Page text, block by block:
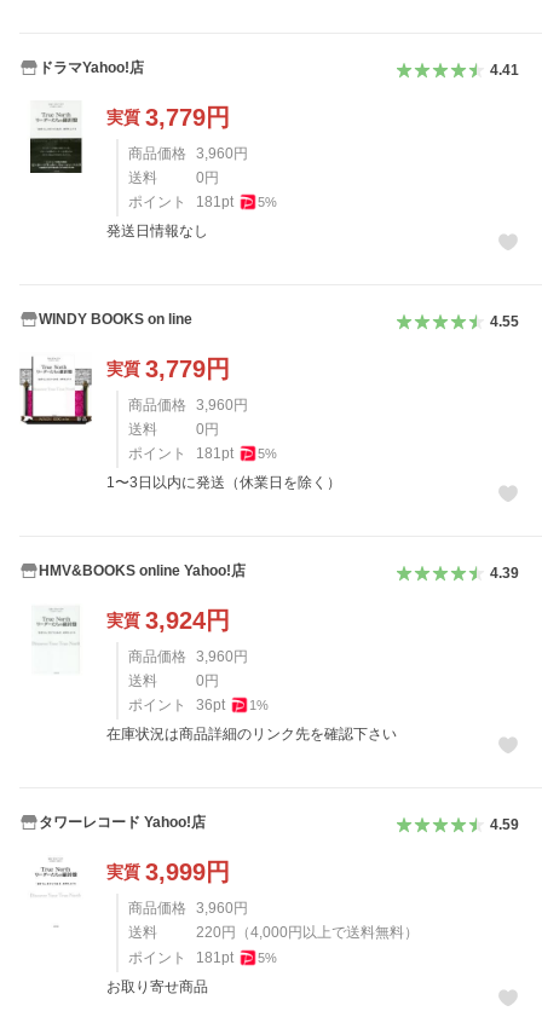
ドラマYahoo!店 4.41
実質 3,779円
商品価格 3,960 円
送料
0 円
ポイント
181pt 5%
発送日情報なし
WINDY BOOKS on line 4.55
実質 3,779円
商品価格 3,960 円
送料
0 円
ポイント
181pt 5%
1〜3日以内に発送（休業日を除く）
HMV&BOOKS online Yahoo!店 4.39
実質 3,924円
商品価格 3,960 円
送料
0 円
ポイント
36pt 1%
在庫状況は商品詳細のリンク先を確認下さい
タワーレコード Yahoo!店 4.59
実質 3,999円
商品価格 3,960 円
送料
220 円 （4,000 円以上で送料無料）
ポイント
181pt 5%
お取り寄せ商品